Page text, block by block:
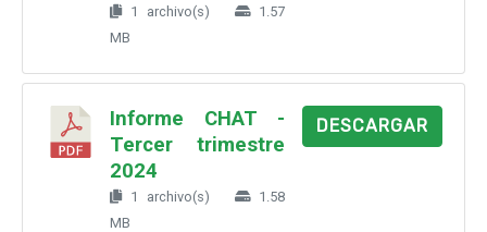
1 archivo(s)
1.57
MB
Informe CHAT -
Tercer trimestre
2024
1 archivo(s)
1.58
MB
DESCARGAR